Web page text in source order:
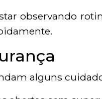
observando
alguns